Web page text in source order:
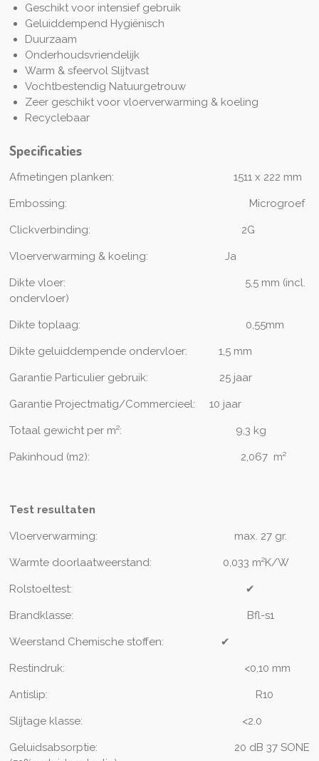
Geschikt voor intensief gebruik
Geluiddempend Hygiënisch
Duurzaam
Onderhoudsvriendelijk
Warm & sfeervol Slijtvast
Vochtbestendig Natuurgetrouw
Zeer geschikt voor vloerverwarming & koeling
Recyclebaar
Specificaties
Afmetingen planken: 1511x 222 mm
Embossing: Microgroef
Clickverbinding: 2G
Vloerverwarming & koeling: Ja
Dikte vloer: 5,5 mm (incl.
ondervloer)
Dikte toplaag: 0,55mm
Dikte geluiddempende ondervloer: 1,5 mm
Garantie Particulier gebruik: 25 jaar
Garantie Projectmatig/Commercieel: 10 jaar
Totaal gewicht per m²: 9,3 kg
Pakinhoud (m2): 2,067 m²
Test resultaten
Vloerverwarming: max. 27 gr.
Warmte doorlaatweerstand: 0,033 m²K/W
Rolstoeltest: ✔
Brandklasse: Bfl-s1
Weerstand Chemische stoffen: ✔
Restindruk: <0,10 mm
Antislip: R10
Slijtage klasse: <2.0
Geluidsabsorptie: 20 dB 37 SONE